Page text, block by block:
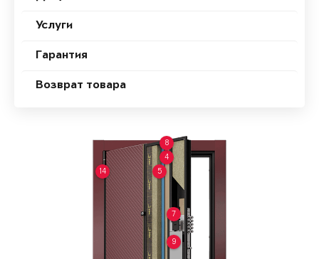
Услуги
Гарантия
Возврат товара
4
5
7
8
9
14